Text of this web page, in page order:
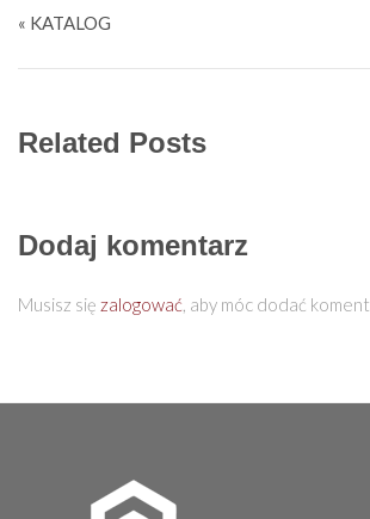
« KATALOG
Related Posts
Dodaj komentarz
Musisz się zalogować, aby móc dodać